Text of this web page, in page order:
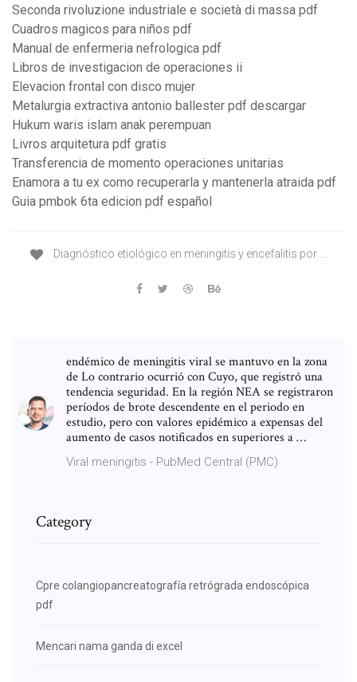
Seconda rivoluzione industriale e società di massa pdf
Cuadros magicos para niños pdf
Manual de enfermeria nefrologica pdf
Libros de investigacion de operaciones ii
Elevacion frontal con disco mujer
Metalurgia extractiva antonio ballester pdf descargar
Hukum waris islam anak perempuan
Livros arquitetura pdf gratis
Transferencia de momento operaciones unitarias
Enamora a tu ex como recuperarla y mantenerla atraida pdf
Guia pmbok 6ta edicion pdf español
Diagnóstico etiológico en meningitis y encefalitis por ...
endémico de meningitis viral se mantuvo en la zona
de Lo contrario ocurrió con Cuyo, que registró una
tendencia seguridad. En la región NEA se registraron
períodos de brote descendente en el periodo en
estudio, pero con valores epidémico a expensas del
aumento de casos notificados en superiores a …
Viral meningitis - PubMed Central (PMC)
Category
Cpre colangiopancreatografía retrógrada endoscópica
pdf
Mencari nama ganda di excel